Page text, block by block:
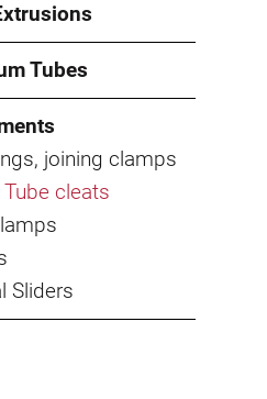
Tubes
joining clamps
cleats
Sliders